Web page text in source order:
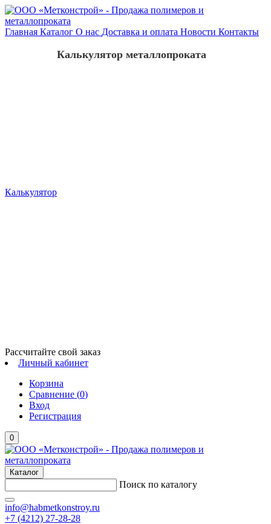
Главная Каталог О нас Доставка и оплата Новости Контакты
Калькулятор
Калькулятор металлопроката
Рассчитайте свой заказ
Личный кабинет
Корзина
Сравнение (0)
Вход
Регистрация
0
Каталог
Поиск по каталогу
info@habmetkonstroy.ru
+7 (4212) 27-28-28